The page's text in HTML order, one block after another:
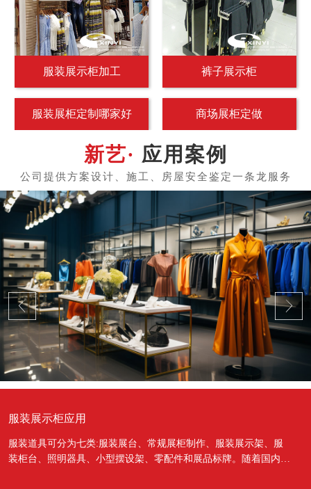
服装展示柜加工 裤子展示柜
服装展柜定制哪家好 商场展柜定做
应用案例
服装展示柜应用
服装道具可分为七类:服装展台、常规展柜制作、服装展示架、服
装柜台、照明器具、小型摆设架、零配件和展品标牌。随着国内经